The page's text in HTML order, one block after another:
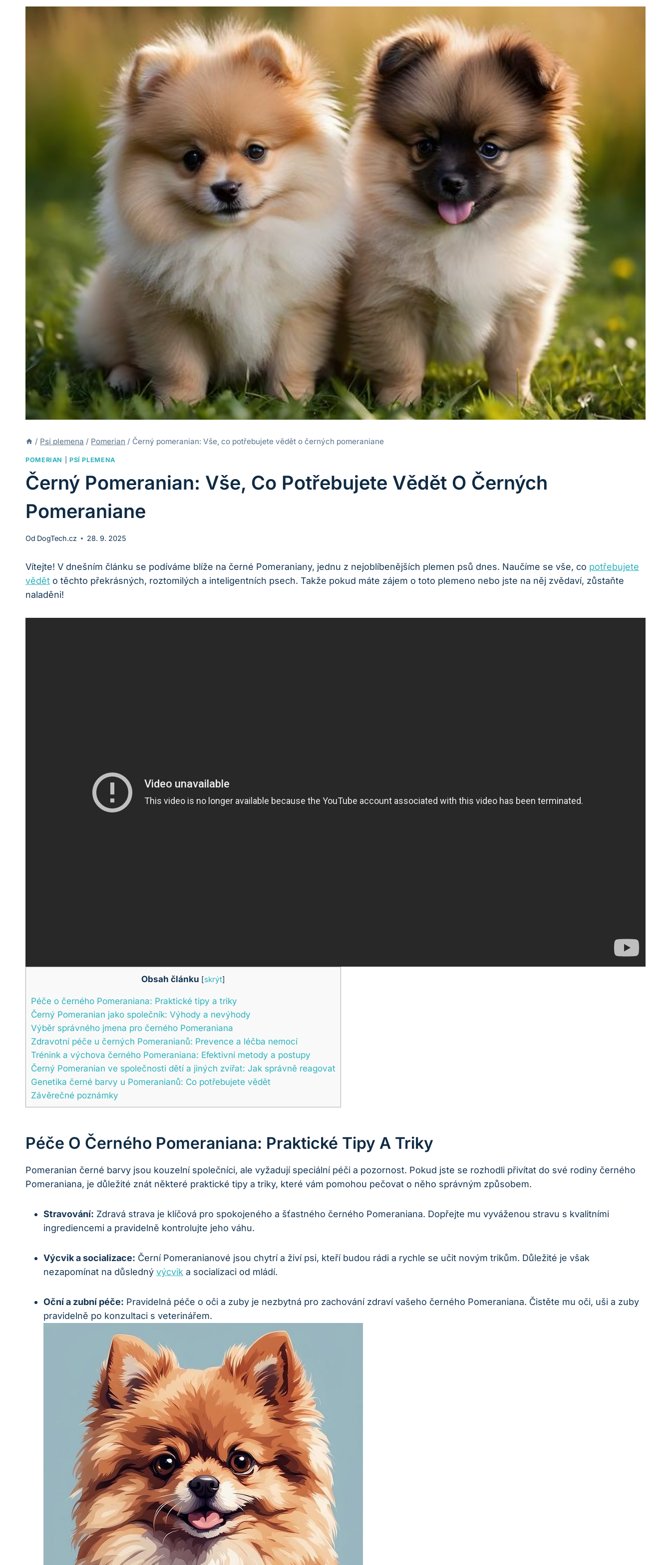
/ Psí plemena / Pomerian / Černý pomeranian: Vše, co potřebujete vědět o černých pomeraniane
POMERIAN PSÍ PLEMENA
Černý Pomeranian: Vše, Co Potřebujete Vědět O Černých
Pomeraniane
Od DogTech.cz 28. 9. 2025
Vítejte! V dnešním článku se podíváme blíže na černé ‌Pomeraniany, jednu z nejoblíbenějších plemen psů dnes. Naučíme se vše, co⁢ potřebujete
vědět o těchto‍ překrásných,​ roztomilých a inteligentních psech.‌ Takže pokud ‍máte zájem o toto ⁢plemeno ​nebo jste⁣ na něj ​zvědaví, zůstaňte
naladěni!
Obsah článku [skrýt]
Péče o černého Pomeraniana: Praktické ​tipy a triky
Černý Pomeranian jako společník: Výhody a⁤ nevýhody
Výběr správného ⁤jmena pro černého⁤ Pomeraniana
Zdravotní péče u černých⁤ Pomeranianů: Prevence​ a léčba nemocí
Trénink a výchova ‌černého Pomeraniana: Efektivní metody a postupy
Černý Pomeranian ve společnosti dětí ‍a jiných ​zvířat: Jak ​správně ⁢reagovat
Genetika černé barvy u Pomeranianů: Co potřebujete vědět
Závěrečné poznámky
Péče O Černého Pomeraniana: Praktické ​tipy A Triky
Pomeranian černé barvy ⁢jsou kouzelní společníci, ‍ale vyžadují speciální péči a​ pozornost. Pokud jste se rozhodli přivítat do své⁤ rodiny černého
Pomeraniana, je důležité znát některé praktické ⁣tipy a​ triky, ‌které vám pomohou pečovat o něho správným způsobem.
Stravování: Zdravá strava je klíčová ‍pro spokojeného a šťastného černého Pomeraniana. Dopřejte mu ‌vyváženou ⁤stravu s kvalitními
ingrediencemi a pravidelně kontrolujte jeho ‍váhu.
Výcvik a socializace: Černí Pomeranianové jsou ‍chytrí a⁣ živí psi, kteří budou rádi a rychle se učit novým ⁤trikům.‌ Důležité je⁣ však
‍nezapomínat‍ na důsledný výcvik a socializaci ⁢od mládí.
Oční a zubní péče: Pravidelná péče o oči a zuby⁣ je​ nezbytná pro zachování zdraví vašeho černého Pomeraniana. Čistěte mu oči, uši a zuby⁢
pravidelně po konzultaci​ s veterinářem.